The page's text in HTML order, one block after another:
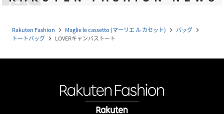
Rakuten Fashion navigate_next Maglie le cassetto (マーリエ ル カセット) navigate_next バッグ navigate_next
トートバッグ navigate_next LOVERキャンバストート